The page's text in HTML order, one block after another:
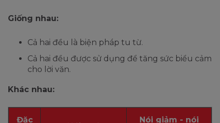
Giống nhau:
Cả hai đều là biện pháp tu từ.
Cả hai đều được sử dụng để tăng sức biểu cảm
cho lời văn.
Khác nhau:
Đặc
Nói giảm - nói